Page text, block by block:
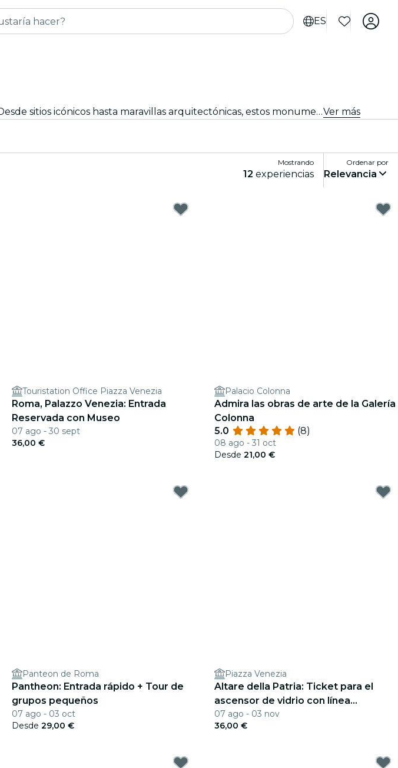
ES
Explora los famosos monumentos de Roma y descubre su rico patrimonio cultural. Desde sitios icónicos hasta maravillas arquitectónicas, estos monumentos ofrecen una visión del pasado y presente de Roma. Prepárate para una experiencia inolvidable.Ver más
Mostrando
12 experiencias
Ordenar por
Relevancia
Touristation Office Piazza Venezia
Roma, Palazzo Venezia: Entrada
Reservada con Museo
07 ago - 30 sept
36,00 €
Palacio Colonna
Admira las obras de arte de la Galería
Colonna
5.0
(8)
08 ago - 31 oct
Desde 21,00 €
Panteon de Roma
Pantheon: Entrada rápido + Tour de
grupos pequeños
07 ago - 03 oct
Desde 29,00 €
Piazza Venezia
Altare della Patria: Ticket para el
ascensor de vidrio con línea
prioritaria + Audio App
07 ago - 03 nov
36,00 €